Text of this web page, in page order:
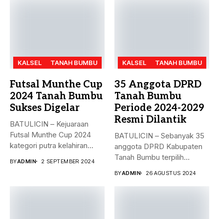
KALSEL TANAH BUMBU
Futsal Munthe Cup
2024 Tanah Bumbu
Sukses Digelar
BATULICIN – Kejuaraan
Futsal Munthe Cup 2024
kategori putra kelahiran
BYADMIN 2 SEPTEMBER 2024
KALSEL TANAH BUMBU
35 Anggota DPRD
Tanah Bumbu
Periode 2024-2029
Resmi Dilantik
BATULICIN – Sebanyak 35
anggota DPRD Kabupaten
Tanah Bumbu terpilih
BYADMIN 26 AGUSTUS 2024